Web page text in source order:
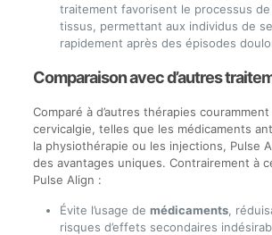
traitement favorisent le processus
tissus, permettant aux individus de
rapidement après des épisodes
Comparaison avec d’autres
Comparé à d’autres thérapies
cervicalgie, telles que les médicaments
la physiothérapie ou les injections, Pulse
des avantages uniques. Contrairement à
Pulse Align :
Évite l’usage de médicaments,
risques d’effets secondaires